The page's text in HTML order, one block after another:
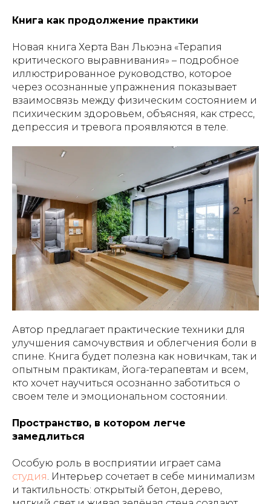
Книга как продолжение практики
Новая книга Херта Ван Льюэна «Терапия
критического выравнивания» – подробное
иллюстрированное руководство, которое
через осознанные упражнения показывает
взаимосвязь между физическим состоянием и
психическим здоровьем, объясняя, как стресс,
депрессия и тревога проявляются в теле.
Автор предлагает практические техники для
улучшения самочувствия и облегчения боли в
спине. Книга будет полезна как новичкам, так и
опытным практикам, йога-терапевтам и всем,
кто хочет научиться осознанно заботиться о
своем теле и эмоциональном состоянии.
Пространство, в котором легче
замедлиться
Особую роль в восприятии играет сама
студия . Интерьер сочетает в себе минимализм
и тактильность: открытый бетон, дерево,